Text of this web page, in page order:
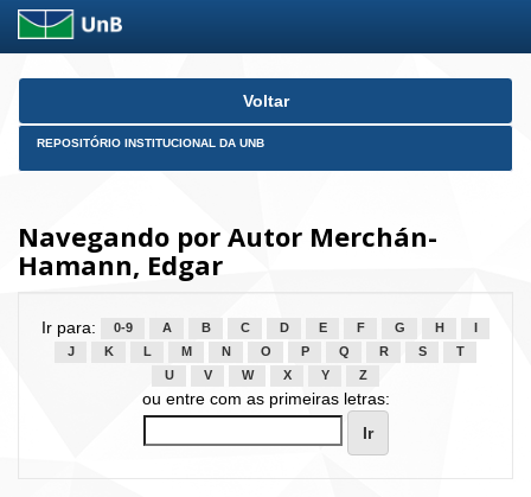
Skip
Voltar
REPOSITÓRIO INSTITUCIONAL DA UNB
Navegando por Autor Merchán-
Hamann, Edgar
Ir para: 0-9 A B C D E F G H
J
K L M N O P Q R S
T
U
V W X Y Z
ou entre com as primeiras letras: